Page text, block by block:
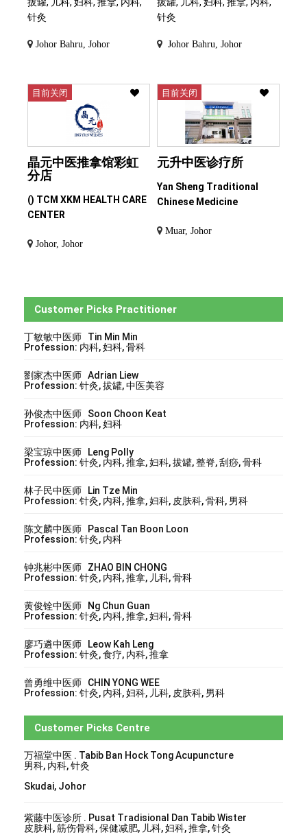
针灸
Johor Bahru, Johor
针灸
Johor Bahru, Johor
目前关闭
晶元中医推拿馆彩虹
分店
() TCM XKM HEALTH CARE
CENTER
Johor, Johor
目前关闭
元升中医诊疗所
Yan Sheng Traditional
Chinese Medicine
Muar, Johor
Customer Picks Practitioner
丁敏敏中医师 Tin Min Min
Profession: 内科, 妇科, 骨科
劉家杰中医师 Adrian Liew
Profession: 针灸, 拔罐, 中医美容
孙俊杰中医师 Soon Choon Keat
Profession: 内科, 妇科
梁宝琼中医师 Leng Polly
Profession: 针灸, 内科, 推拿, 妇科, 拔罐, 整脊, 刮痧, 骨科
林子民中医师 Lin Tze Min
Profession: 针灸, 内科, 推拿, 妇科, 皮肤科, 骨科, 男科
陈文麟中医师 Pascal Tan Boon Loon
Profession: 针灸, 内科
钟兆彬中医师 ZHAO BIN CHONG
Profession: 针灸, 内科, 推拿, 儿科, 骨科
黄俊铨中医师 Ng Chun Guan
Profession: 针灸, 内科, 推拿, 妇科, 骨科
廖巧遴中医师 Leow Kah Leng
Profession: 针灸, 食疗, 内科, 推拿
曾勇维中医师 CHIN YONG WEE
Profession: 针灸, 内科, 妇科, 儿科, 皮肤科, 男科
Customer Picks Centre
万福堂中医 . Tabib Ban Hock Tong Acupuncture
男科, 内科, 针灸
Skudai, Johor
紫藤中医诊所 . Pusat Tradisional Dan Tabib Wister
皮肤科, 筋伤骨科, 保健减肥, 儿科, 妇科, 推拿, 针灸